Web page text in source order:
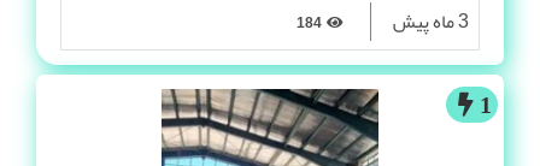
3 ماه پیش
1